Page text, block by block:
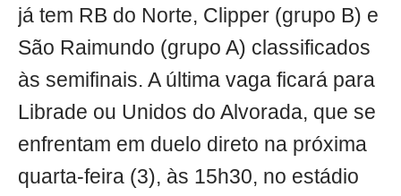
já tem RB do Norte, Clipper (grupo B) e
São Raimundo (grupo A) classificados
às semifinais. A última vaga ficará para
Librade ou Unidos do Alvorada, que se
enfrentam em duelo direto na próxima
quarta-feira (3), às 15h30, no estádio